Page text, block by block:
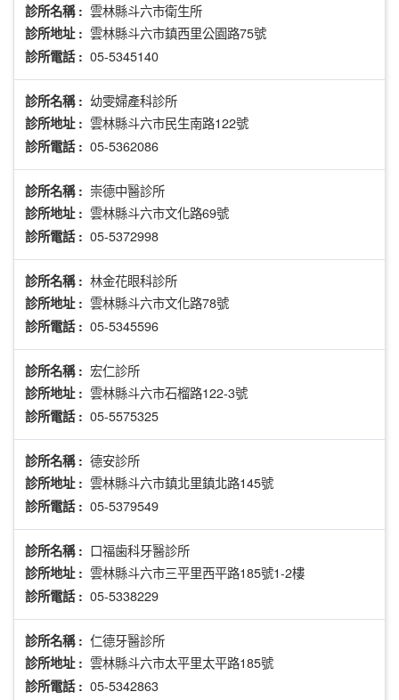
診所名稱 : 雲林縣斗六市衛生所
診所地址 : 雲林縣斗六市鎮西里公園路75號
診所電話 : 05-5345140
診所名稱 : 幼雯婦產科診所
診所地址 : 雲林縣斗六市民生南路122號
診所電話 : 05-5362086
診所名稱 : 崇德中醫診所
診所地址 : 雲林縣斗六市文化路69號
診所電話 : 05-5372998
診所名稱 : 林金花眼科診所
診所地址 : 雲林縣斗六市文化路78號
診所電話 : 05-5345596
診所名稱 : 宏仁診所
診所地址 : 雲林縣斗六市石榴路122-3號
診所電話 : 05-5575325
診所名稱 : 德安診所
診所地址 : 雲林縣斗六市鎮北里鎮北路145號
診所電話 : 05-5379549
診所名稱 : 口福歯科牙醫診所
診所地址 : 雲林縣斗六市三平里西平路185號1-2樓
診所電話 : 05-5338229
診所名稱 : 仁德牙醫診所
診所地址 : 雲林縣斗六市太平里太平路185號
診所電話 : 05-5342863